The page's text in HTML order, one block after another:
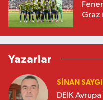
Graz
Yazarlar
SINAN SAYGI
DEİK